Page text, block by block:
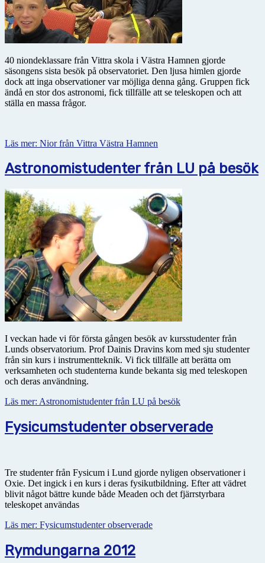
40 niondeklassare från Vittra skola i Västra Hamnen gjorde
säsongens sista besök på observatoriet. Den ljusa himlen gjorde
dock att inga observationer var möjliga denna gång. Gruppen fick
ändå en stor dos astronomi, fick tillfälle att se teleskopen och att
ställa en massa frågor.
Läs mer: Nior från Vittra Västra Hamnen
Astronomistudenter från LU på besök
I veckan hade vi för första gången besök av kursstudenter från
Lunds observatorium. Prof Dainis Dravins kom med sju studenter
från sin kurs i instrumentteknik. Vi fick tillfälle att berätta om
verksamheten och studenterna kunde bekanta sig med teleskopen
och deras användning.
Läs mer: Astronomistudenter från LU på besök
Fysicumstudenter observerade
Tre studenter från Fysicum i Lund gjorde nyligen observationer i
Oxie. Det ingick i en kurs i deras fysikutbildning. Efter att vädret
blivit något bättre kunde både Meaden och det fjärrstyrbara
teleskopet användas
Läs mer: Fysicumstudenter observerade
Rymdungarna 2012